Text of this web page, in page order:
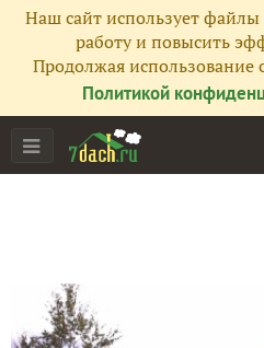
Наш сайт использует
работу и повысить
Продолжая использование
Политикой
Все публикации